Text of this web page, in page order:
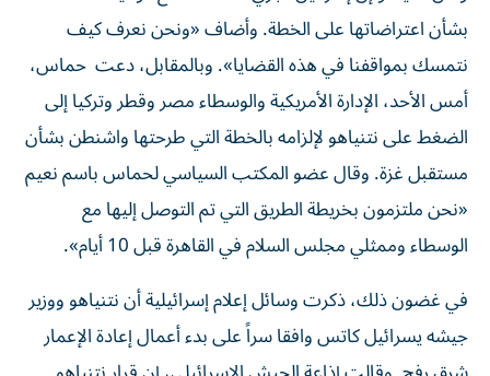
بشأن اعتراضاتها على الخطة. وأضاف «ونحن نعرف كيف
نتمسك بمواقفنا في هذه القضايا». وبالمقابل، دعت حماس،
أمس الأحد، الإدارة الأمريكية والوسطاء مصر وقطر وتركيا إلى
الضغط على نتنياهو لإلزامه بالخطة التي طرحتها واشنطن بشأن
مستقبل غزة. وقال عضو المكتب السياسي لحماس باسم نعيم
«نحن ملتزمون بخريطة الطريق التي تم التوصل إليها مع
الوسطاء وممثلي مجلس السلام في القاهرة قبل 10 أيام».
في غضون ذلك، ذكرت وسائل إعلام إسرائيلية أن نتنياهو ووزير
جيشه يسرائيل كاتس وافقا سراً على بدء أعمال إعادة الإعمار